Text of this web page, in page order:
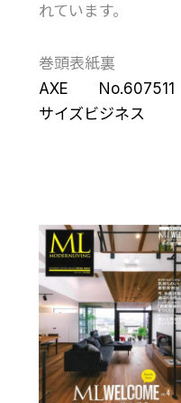
れています。
巻頭表紙裏
AXE
サイズビジネス